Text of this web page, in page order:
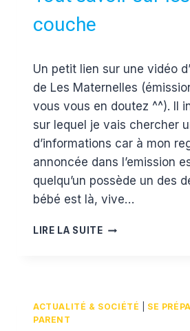
couche
Estelle
Un petit lien sur une vidéo
de Les Maternelles
vous vous en doutez ^^). Il
sur lequel je vais chercher
d’informations car à mon
annoncée dans l’emission
quelqu’un possède un des
bébé est là, vive…
LIRE LA SUITETOUT
COUCHE
ACTUALITÉ & SOCIÉTÉ
SE
PARENT